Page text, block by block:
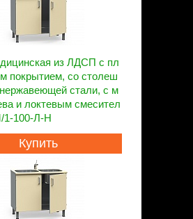
из ЛДСП с пл
покрытием, со столеш
стали, с м
и локтевым смесител
100-Л-Н
Купить